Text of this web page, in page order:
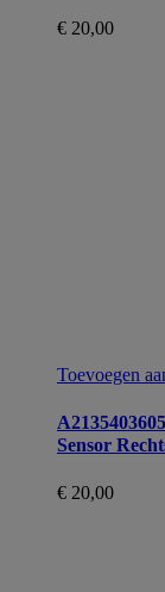
€ 20,00
Toevoegen
Sensor
€ 20,00